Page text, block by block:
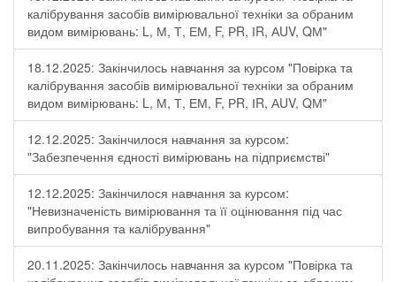
калібрування засобів вимірювальної техніки за обраним
видом вимірювань: L, М, Т, ЕМ, F, РR, ІR, АUV, QМ"
18.12.2025: Закінчилось навчання за курсом "Повірка та
калібрування засобів вимірювальної техніки за обраним
видом вимірювань: L, М, Т, ЕМ, F, РR, ІR, АUV, QМ"
12.12.2025: Закінчилося навчання за курсом:
"Забезпечення єдності вимірювань на підприємстві"
12.12.2025: Закінчилося навчання за курсом:
"Невизначеність вимірювання та її оцінювання під час
випробування та калібрування"
20.11.2025: Закінчилось навчання за курсом "Повірка та